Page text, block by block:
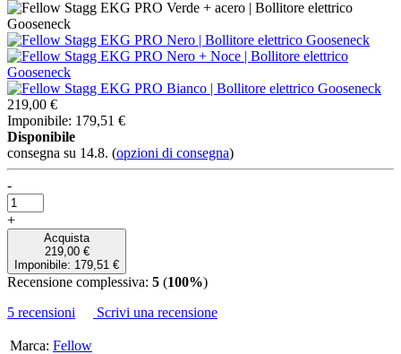
219,00 €
Imponibile: 179,51 €
Disponibile
consegna su 14.8. (opzioni di consegna)
-
+
Acquista
219,00 €
Imponibile: 179,51 €
Recensione complessiva: 5 (100%)
5 recensioni
Scrivi una recensione
Marca: Fellow